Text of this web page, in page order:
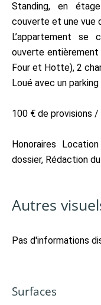
Standing, en
couverte et une vue
L’appartement se
ouverte entièrement
Four et Hotte), 2
Loué avec un
100 € de provisions
Honoraires
dossier, Rédaction
Autres
Pas d'informations
Surfaces